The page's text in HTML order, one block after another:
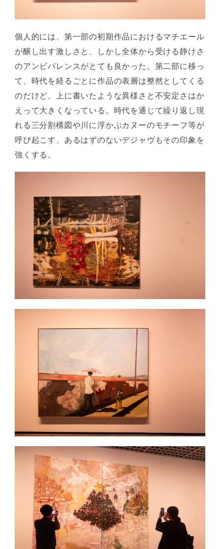
個人的には、第一部の初期作品におけるマチエール
が醸し出す激しさと、しかし全体から受ける静けさ
のアンビバレンスがとても良かった。第二部に移っ
て、時代を経るごとに作品の表層は整然としてくる
のだけど、上に書いたような異様さと不安定さはか
えって大きくなっている。時代を通じて繰り返し現
れる三分割構図や川に浮かぶカヌーのモチーフ等が
呼び起こす、あるはずのないデジャヴもその印象を
強くする。